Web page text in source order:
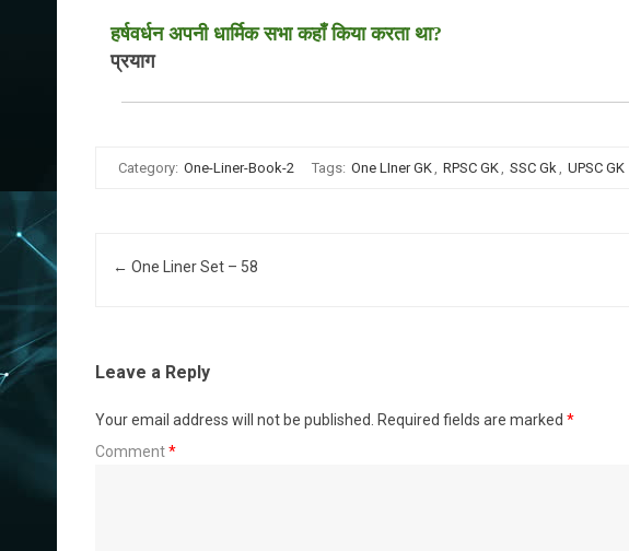
हर्षवर्धन अपनी धार्मिक सभा कहाँ किया करता था?
प्रयाग
Category: One-Liner-Book-2 Tags: One LIner GK, RPSC GK, SSC Gk, UPSC GK
Post navigation
← One Liner Set – 58
Leave a Reply
Your email address will not be published. Required fields are marked *
Comment*